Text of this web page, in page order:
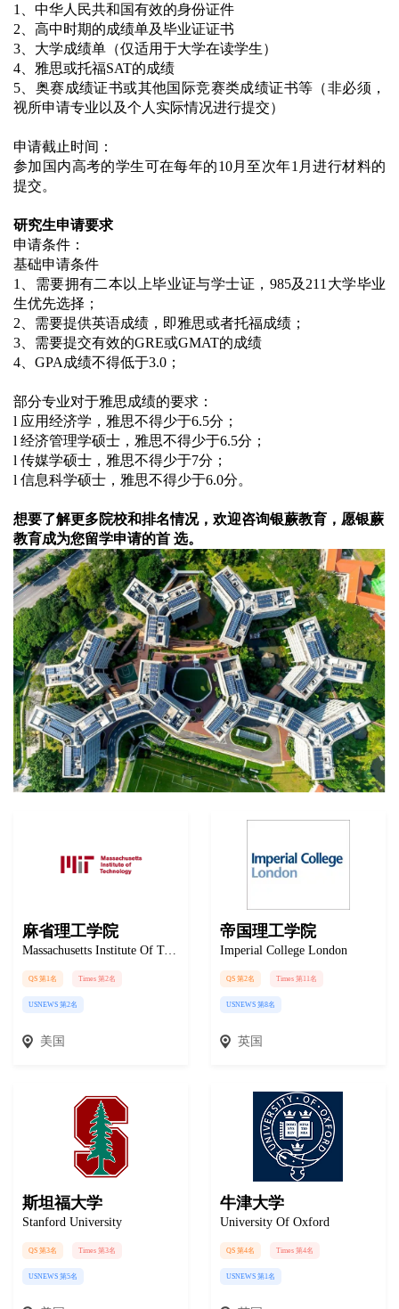
1、中华人民共和国有效的身份证件
2、高中时期的成绩单及毕业证证书
3、大学成绩单（仅适用于大学在读学生）
4、雅思或托福SAT的成绩
5、奥赛成绩证书或其他国际竞赛类成绩证书等（非必须，
视所申请专业以及个人实际情况进行提交）
申请截止时间：
参加国内高考的学生可在每年的10月至次年1月进行材料的
提交。
研究生申请要求
申请条件：
基础申请条件
1、需要拥有二本以上毕业证与学士证，985及211大学毕业
生优先选择；
2、需要提供英语成绩，即雅思或者托福成绩；
3、需要提交有效的GRE或GMAT的成绩
4、GPA成绩不得低于3.0；
部分专业对于雅思成绩的要求：
l 应用经济学，雅思不得少于6.5分；
l 经济管理学硕士，雅思不得少于6.5分；
l 传媒学硕士，雅思不得少于7分；
l 信息科学硕士，雅思不得少于6.0分。
想要了解更多院校和排名情况，欢迎咨询银蕨教育，愿银蕨
教育成为您留学申请的首 选。
麻省理工学院
Massachusetts Institute Of Technology
QS 第1名 Times 第2名
USNEWS 第2名
美国
帝国理工学院
Imperial College London
QS 第2名 Times 第11名
USNEWS 第8名
英国
斯坦福大学
Stanford University
QS 第3名 Times 第3名
USNEWS 第5名
牛津大学
University Of Oxford
QS 第4名 Times 第4名
USNEWS 第1名